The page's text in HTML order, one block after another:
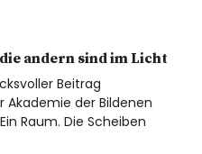
andern sind im Licht
Beitrag
Akademie der Bildenen
Raum. Die Scheiben